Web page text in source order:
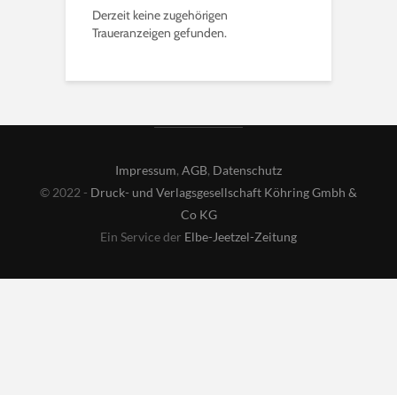
Derzeit keine zugehörigen
Traueranzeigen gefunden.
Impressum, AGB, Datenschutz
© 2022 - Druck- und Verlagsgesellschaft Köhring Gmbh &
Co KG
Ein Service der Elbe-Jeetzel-Zeitung